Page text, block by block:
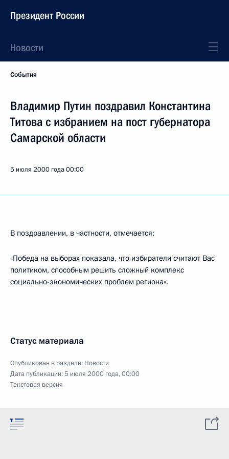
Президент России
Новости
События
Владимир Путин поздравил Константина
Титова с избранием на пост губернатора
Самарской области
5 июля 2000 года00:00
В поздравлении, в частности, отмечается:
«Победа на выборах показала, что избиратели считают Вас
политиком, способным решить сложный комплекс
социально-экономических проблем региона».
Статус материала
Опубликован в разделе: Новости
Дата публикации:5 июля 2000 года, 00:00
Текстовая версия